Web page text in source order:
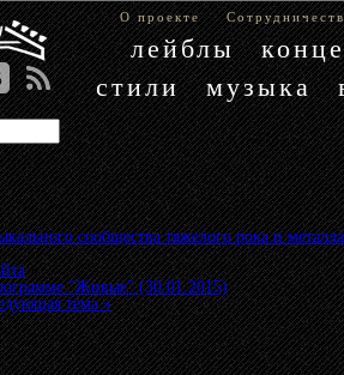
О проекте
лейблы
стили
музыка
сообщества тяжелого рока и металла
»
"Живые" (30.01.2015)
тема »